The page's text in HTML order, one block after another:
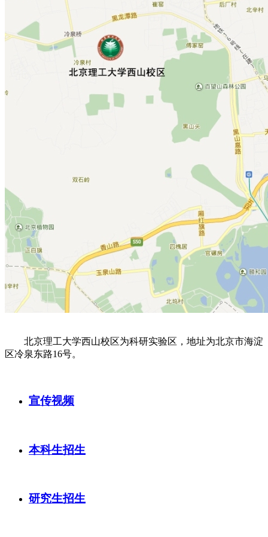
北京理工大学西山校区为科研实验区，地址为北京市海淀
区冷泉东路16号。
宣传视频
本科生招生
研究生招生